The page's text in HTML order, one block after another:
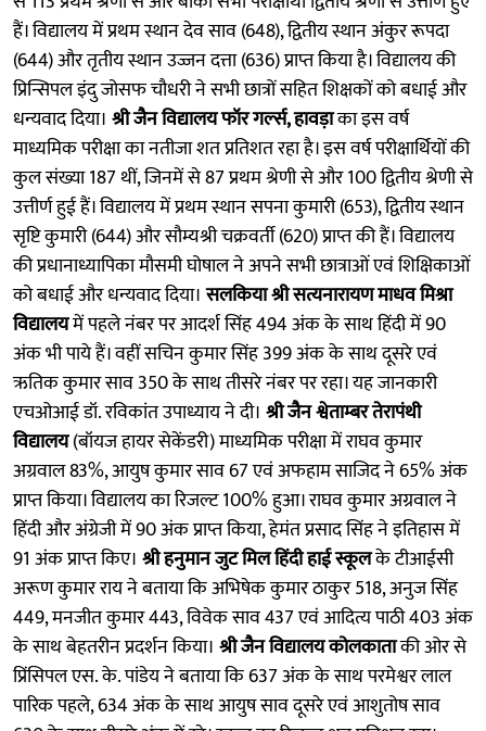
हैं। विद्यालय में प्रथम स्थान देव साव (648), द्वितीय स्थान अंकुर रूपदा
(644) और तृतीय स्थान उज्जन दत्ता (636) प्राप्त किया है। विद्यालय की
प्रिन्सिपल इंदु जोसफ चौधरी ने सभी छात्रों सहित शिक्षकों को बधाई और
धन्यवाद दिया। श्री जैन विद्यालय फॉर गर्ल्स, हावड़ाका इस वर्ष
माध्यमिक परीक्षा का नतीजा शत प्रतिशत रहा है। इस वर्ष परीक्षार्थियों की
कुल संख्या 187 थीं, जिनमें से 87 प्रथम श्रेणी से और 100 द्वितीय श्रेणी से
उत्तीर्ण हुई हैं। विद्यालय में प्रथम स्थान सपना कुमारी (653), द्वितीय स्थान
सृष्टि कुमारी (644) और सौम्यश्री चक्रवर्ती (620) प्राप्त की हैं। विद्यालय
की प्रधानाध्यापिका मौसमी घोषाल ने अपने सभी छात्राओं एवं शिक्षिकाओं
को बधाई और धन्यवाद दिया।सलकिया श्री सत्यनारायण माधव मिश्रा
विद्यालयमें पहले नंबर पर आदर्श सिंह 494 अंक के साथ हिंदी में 90
अंक भी पाये हैं। वहीं सचिन कुमार सिंह 399 अंक के साथ दूसरे एवं
ऋतिक कुमार साव 350 के साथ तीसरे नंबर पर रहा। यह जानकारी
एचओआई डॉ. रविकांत उपाध्याय ने दी। श्री जैन श्वेताम्बर तेरापंथी
विद्यालय(बॉयज हायर सेकेंडरी) माध्यमिक परीक्षा में राघव कुमार
अग्रवाल 83%, आयुष कुमार साव 67 एवं अफहाम साजिद ने 65% अंक
प्राप्त किया। विद्यालय का रिजल्ट 100% हुआ। राघव कुमार अग्रवाल ने
हिंदी और अंग्रेजी में 90 अंक प्राप्त किया, हेमंत प्रसाद सिंह ने इतिहास में
91 अंक प्राप्त किए। श्री हनुमान जुट मिल हिंदी हाई स्कूलके टीआईसी
अरूण कुमार राय ने बताया कि अभिषेक कुमार ठाकुर 518, अनुज सिंह
449, मनजीत कुमार 443, विवेक साव 437 एवं आदित्य पाठी 403 अंक
के साथ बेहतरीन प्रदर्शन किया। श्री जैन विद्यालय कोलकाताकी ओर से
प्रिंसिपल एस. के. पांडेय ने बताया कि 637 अंक के साथ परमेश्वर लाल
पारिक पहले, 634 अंक के साथ आयुष साव दूसरे एवं आशुतोष साव